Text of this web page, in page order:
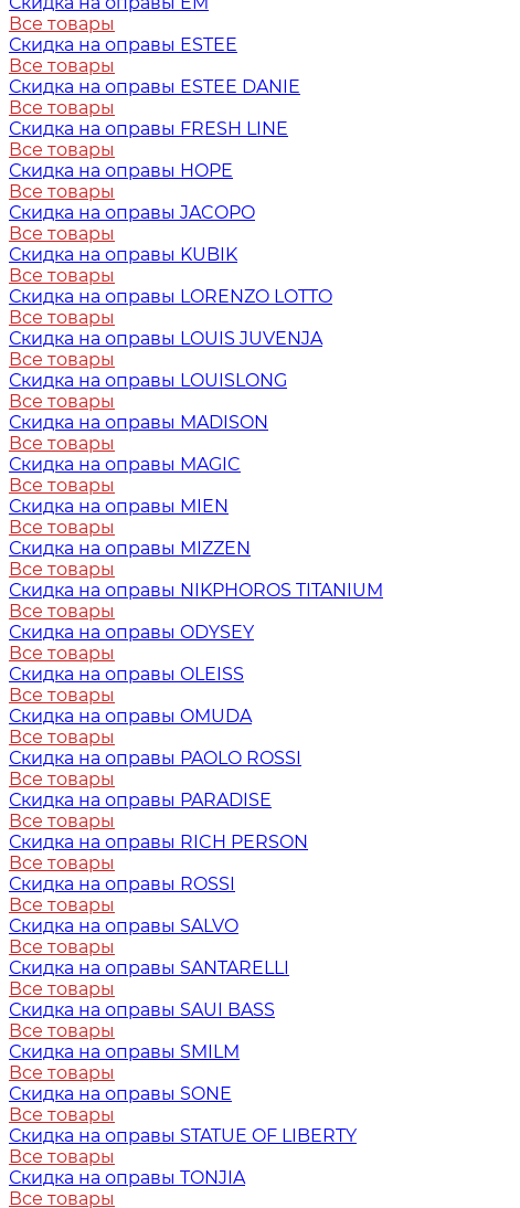
Все товары
Скидка на оправы ESTEE
Все товары
Скидка на оправы ESTEE DANIE
Все товары
Скидка на оправы FRESH LINE
Все товары
Скидка на оправы HOPE
Все товары
Скидка на оправы JACOPO
Все товары
Скидка на оправы KUBIK
Все товары
Скидка на оправы LORENZO LOTTO
Все товары
Скидка на оправы LOUIS JUVENJA
Все товары
Скидка на оправы LOUISLONG
Все товары
Скидка на оправы MADISON
Все товары
Скидка на оправы MAGIC
Все товары
Скидка на оправы MIEN
Все товары
Скидка на оправы MIZZEN
Все товары
Скидка на оправы NIKPHOROS TITANIUM
Все товары
Скидка на оправы ODYSEY
Все товары
Скидка на оправы OLEISS
Все товары
Скидка на оправы OMUDA
Все товары
Скидка на оправы PAOLO ROSSI
Все товары
Скидка на оправы PARADISE
Все товары
Скидка на оправы RICH PERSON
Все товары
Скидка на оправы ROSSI
Все товары
Скидка на оправы SALVO
Все товары
Скидка на оправы SANTARELLI
Все товары
Скидка на оправы SAUI BASS
Все товары
Скидка на оправы SMILM
Все товары
Скидка на оправы SONE
Все товары
Скидка на оправы STATUE OF LIBERTY
Все товары
Скидка на оправы TONJIA
Все товары